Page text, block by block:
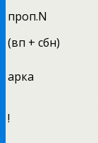
проп.N
(вп + сбн)
арка
!